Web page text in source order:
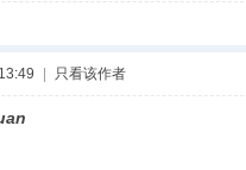
只看该作者